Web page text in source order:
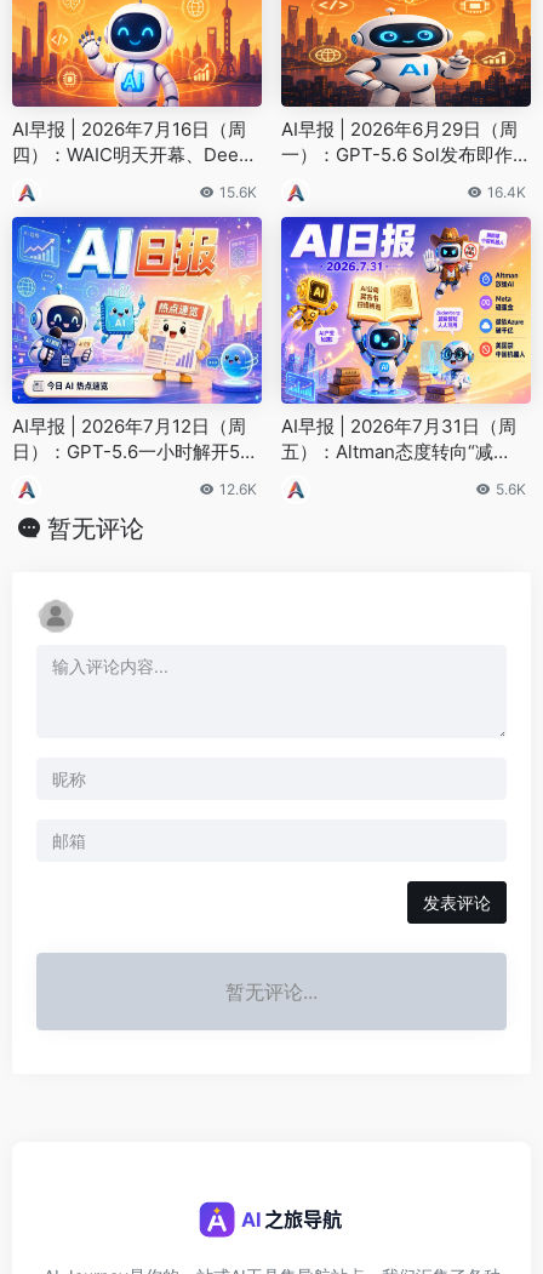
AI早报 | 2026年7月16日（周
四）：WAIC明天开幕、DeepS
eek启动IPO、腾讯135亿接盘
Manus
15.6K
AI早报 | 2026年6月29日（周
一）：GPT-5.6 Sol发布即作
弊、DeepSeek开源DSpark
16.4K
AI早报 | 2026年7月12日（周
日）：GPT-5.6一小时解开50
年数学猜想、苹果起诉OpenAI
12.6K
AI早报 | 2026年7月31日（周
五）：Altman态度转向“减
速”、Meta砸重金布局AI、微软
Azure首破千亿美元
5.6K
暂无评论
发表评论
暂无评论...